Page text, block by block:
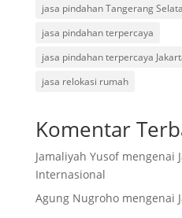
jasa pindahan Tangerang
jasa pindahan terpercaya
jasa pindahan terpercaya
jasa relokasi rumah
Komentar
Jamaliyah Yusofmengenai
Internasional
Agung Nugrohomengenai